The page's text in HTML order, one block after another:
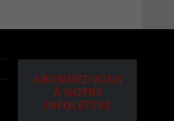
ABONNEZ-VOUS
À NOTRE
INFOLETTRE